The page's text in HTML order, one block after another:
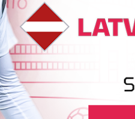
Keita Zviedre. Uzvarētāja tika
balsojumā, kurā tika apkopotas...